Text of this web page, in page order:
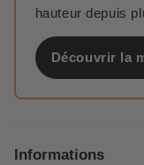
hauteur depuis
Découvrir la
Informations